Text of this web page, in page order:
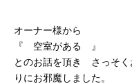
オーナー様から
『 空室がある 』
とのお話を頂き さっそく
りにお邪魔しました。